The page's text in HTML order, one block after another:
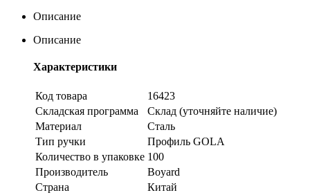
Описание
Описание
Характеристики
Код товара
16423
Складская программа
Склад (уточняйте наличие)
Материал
Сталь
Тип ручки
Профиль GOLA
Количество в упаковке 100
Производитель
Boyard
Страна
Китай